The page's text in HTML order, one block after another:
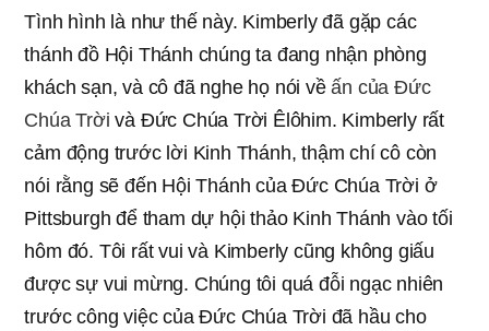
Tình hình là như thế này. Kimberly đã gặp các
thánh đồ Hội Thánh chúng ta đang nhận phòng
khách sạn, và cô đã nghe họ nói vềấn của Đức
Chúa Trời và Đức Chúa Trời Êlôhim. Kimberly rất
cảm động trước lời Kinh Thánh, thậm chí cô còn
nói rằng sẽ đến Hội Thánh của Đức Chúa Trời ở
Pittsburgh để tham dự hội thảo Kinh Thánh vào tối
hôm đó. Tôi rất vui và Kimberly cũng không giấu
được sự vui mừng. Chúng tôi quá đỗi ngạc nhiên
trước công việc của Đức Chúa Trời đã hầu cho